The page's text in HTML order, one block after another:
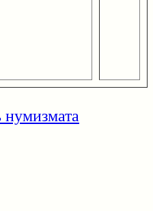
нумизмата